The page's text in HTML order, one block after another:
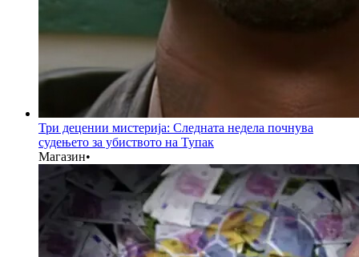
Три децении мистерија: Следната недела почнува
судењето за убиството на Тупак
Магазин•